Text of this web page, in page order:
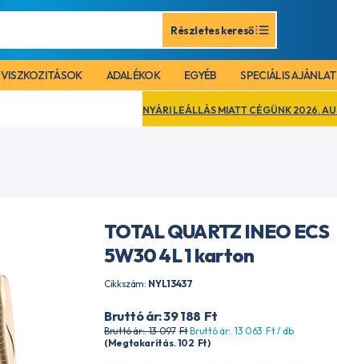
Részletes kereső
VISZKOZITÁSOK ADALÉKOK EGYÉB SPECIÁLIS
NYÁRI LEÁLLÁS MIATT CÉGÜNK 2026. AUGUSZTUS 17. –
TOTAL QUARTZ INEO ECS
5W30 4L 1 karton
Cikkszám: NYL13437
Bruttó ár: 39 188 Ft
Bruttó ár:. 13 097 FtBruttó ár:. 13 063 Ft/ db
(Megtakarítás. 102 Ft)